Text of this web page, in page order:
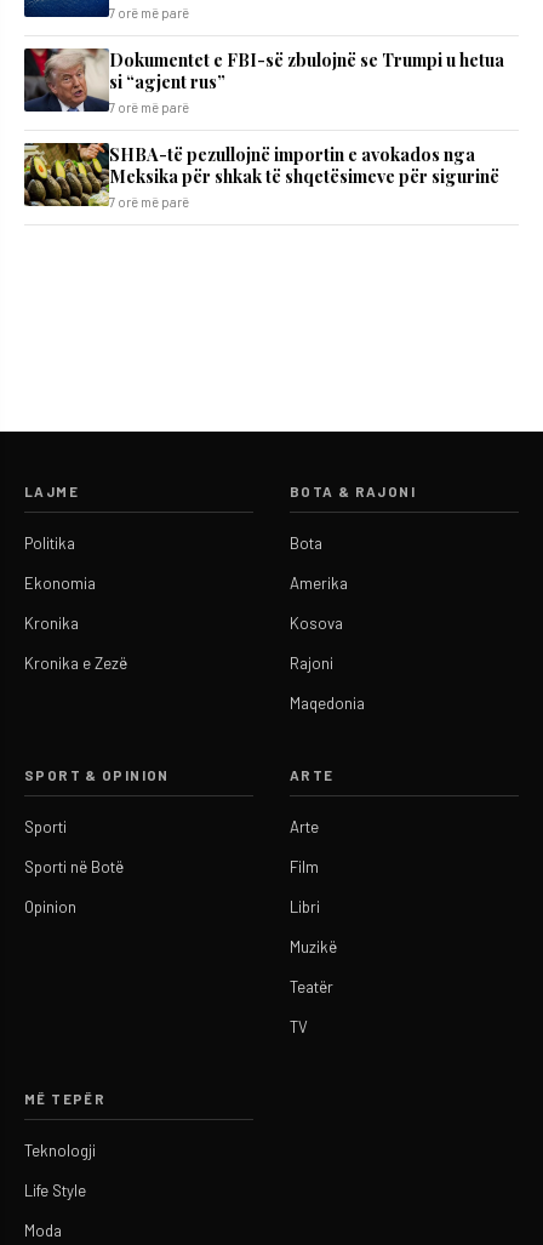
7 orë më parë
Dokumentet e FBI-së zbulojnë se Trumpi u hetua
si “agjent rus”
7 orë më parë
SHBA-të pezullojnë importin e avokados nga
Meksika për shkak të shqetësimeve për sigurinë
7 orë më parë
LAJME
Politika
Ekonomia
Kronika
Kronika e Zezë
BOTA & RAJONI
Bota
Amerika
Kosova
Rajoni
Maqedonia
SPORT & OPINION
Sporti
Sporti në Botë
Opinion
ARTE
Arte
Film
Libri
Muzikë
Teatër
TV
MË TEPËR
Teknologji
Life Style
Moda